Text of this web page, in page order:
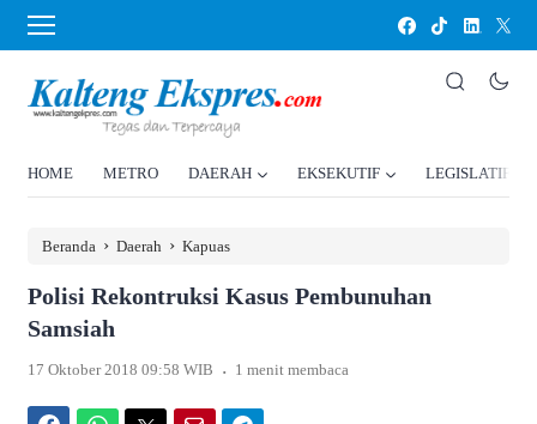
HOME METRO DAERAH EKSEKUTIF LEGISLATIF
Beranda › Daerah › Kapuas
Polisi Rekontruksi Kasus Pembunuhan
Samsiah
17 Oktober 2018 09:58 WIB . 1 menit membaca